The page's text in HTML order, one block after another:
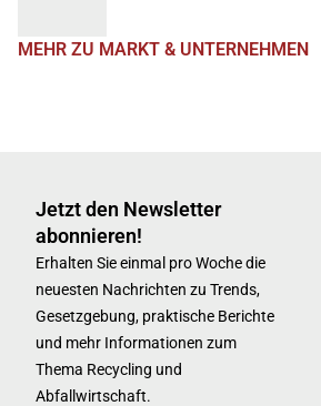
MEHR ZU MARKT & UNTERNEHMEN
Jetzt den Newsletter
abonnieren!
Erhalten Sie einmal pro Woche die
neuesten Nachrichten zu Trends,
Gesetzgebung, praktische Berichte
und mehr Informationen zum
Thema Recycling und
Abfallwirtschaft.